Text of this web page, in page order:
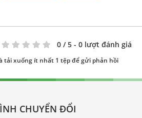
0 / 5 - 0 lượt đánh giá
tải xuống ít nhất 1 tệp để gửi phản hồi
CHUYỂN ĐỔI